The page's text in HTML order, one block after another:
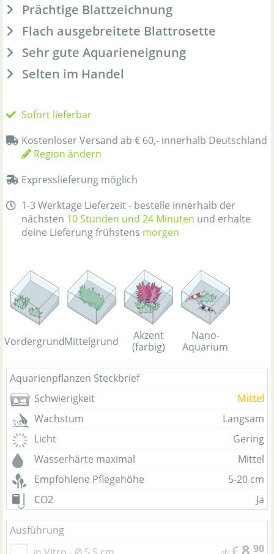
Prächtige Blattzeichnung
Flach ausgebreitete Blattrosette
Sehr gute Aquarieneignung
Selten im Handel
Sofort lieferbar
Kostenloser Versand ab € 60,- innerhalb Deutschland
Region ändern
Expresslieferung möglich
1-3 Werktage Lieferzeit - bestelle innerhalb der
nächsten 10 Stunden und 24 Minuten und erhalte
deine Lieferung frühstens morgen
VordergrundMittelgrund
Akzent
(farbig)
Nano-
Aquarium
Aquarienpflanzen Steckbrief
Schwierigkeit
Mittel
Wachstum
Langsam
Licht
Gering
Wasserhärte maximal
Mittel
Empfohlene Pflegehöhe
5-20 cm
CO2
Ja
Ausführung
90